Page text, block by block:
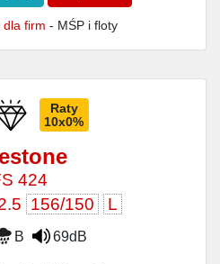
dla firm - MŚP i floty
Raty
10x0%
424
156/150 L
B 69dB